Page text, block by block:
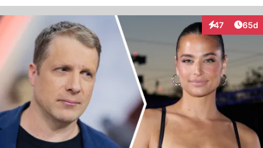
47
Interaktionen
65d